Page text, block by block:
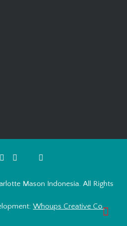
Mason Indonesia. All Rights
Whoups Creative Co.